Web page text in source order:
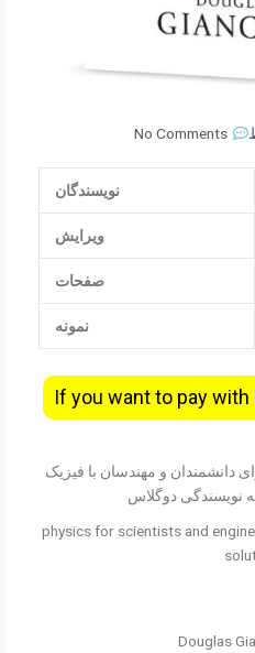
No Comments
نویسندگان
ویرایش
صفحات
نمونه
If you want to pay with
دانشمندان و مهندسان با فیزیک
نویسندگی دوگلاس
physics for scientists and